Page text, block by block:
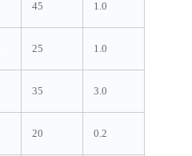
45 1.0
25 1.0
35 3.0
20 0.2